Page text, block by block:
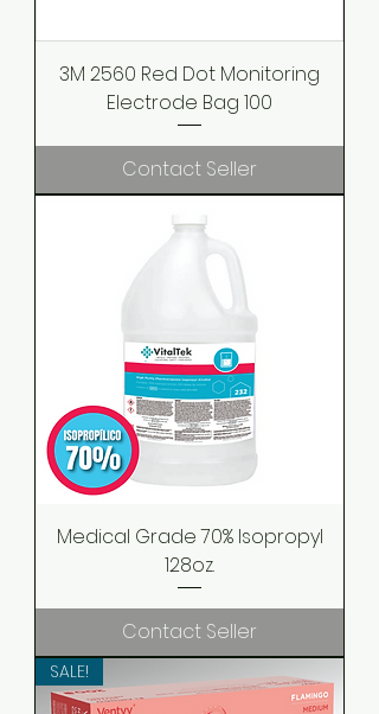
3M 2560 Red Dot Monitoring
Electrode Bag 100
Contact Seller
Medical Grade 70% Isopropyl
128oz.
Contact Seller
SALE!